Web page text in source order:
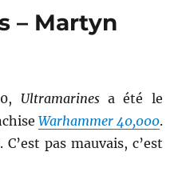
– Martyn
Ultramarinesa été le
Warhammer 40,000.
pas mauvais, c’est